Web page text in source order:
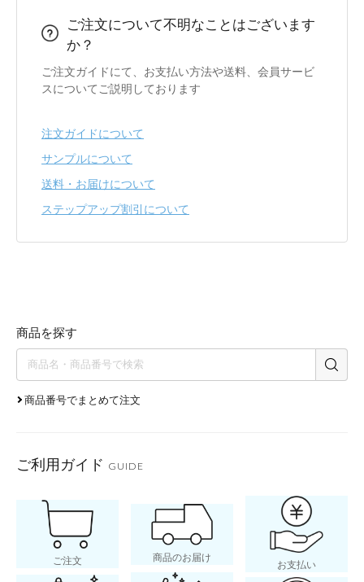
ご注文について不明なことはございます
か？
ご注文ガイドにて、お支払い方法や送料、会員サービ
スについてご説明しております
注文ガイドについて
サンプルについて
送料・お届けについて
ステップアップ割引について
商品を探す
商品番号でまとめて注文
ご利用ガイド GUIDE
ご注文 商品のお届け
お支払い